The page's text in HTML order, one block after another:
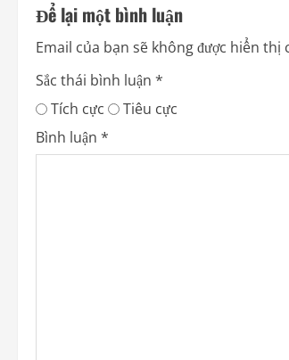
Để lại một bình luận
Email của bạn sẽ không được hiển thị
Sắc thái bình luận *
Tích cực
Tiêu cực
Bình luận *